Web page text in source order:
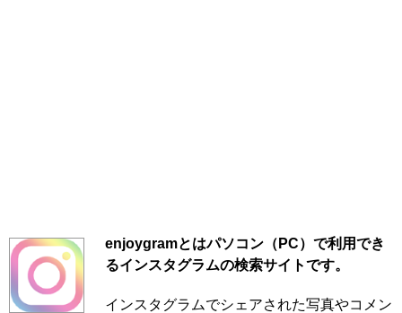
enjoygramとはパソコン（PC）で利用でき
るインスタグラムの検索サイトです。
インスタグラムでシェアされた写真やコメン